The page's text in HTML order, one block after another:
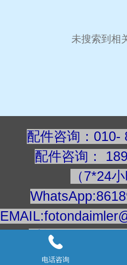
未搜索到相
配件咨询：
配件咨询 ：
（7*24小
手机/微信：
建议用电脑
电话咨询